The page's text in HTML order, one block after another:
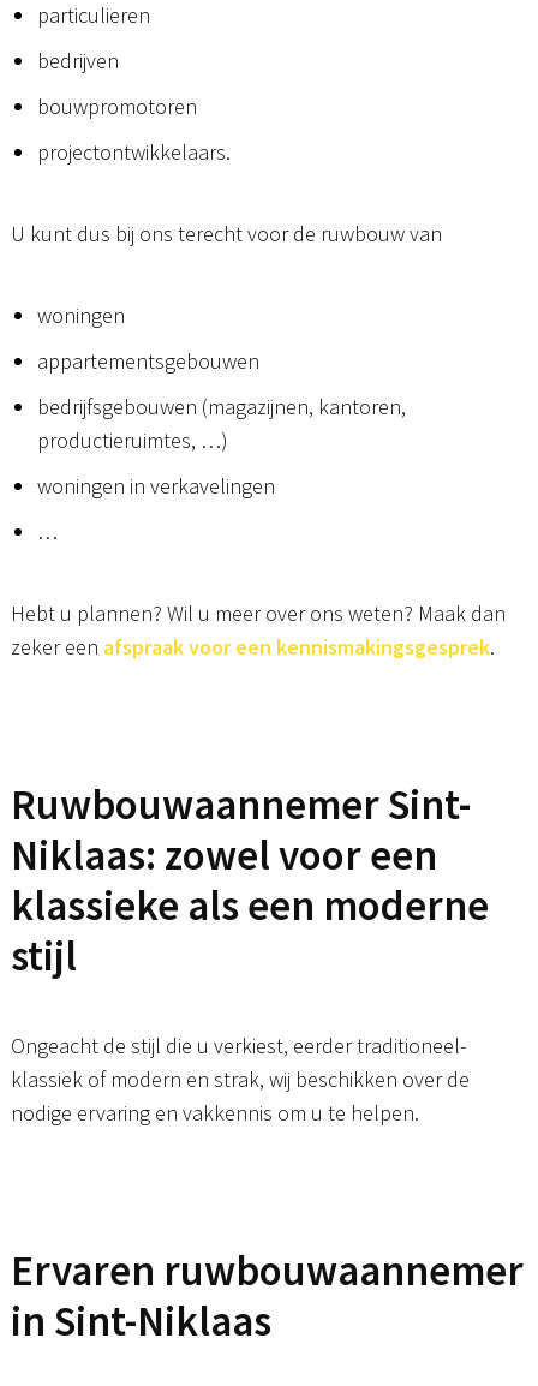
particulieren
bedrijven
bouwpromotoren
projectontwikkelaars.
U kunt dus bij ons terecht voor de ruwbouw van
woningen
appartementsgebouwen
bedrijfsgebouwen (magazijnen, kantoren,
productieruimtes, …)
woningen in verkavelingen
…
Hebt u plannen? Wil u meer over ons weten? Maak dan
zeker een afspraak voor een kennismakingsgesprek.
Ruwbouwaannemer Sint-
Niklaas: zowel voor een
klassieke als een moderne
stijl
Ongeacht de stijl die u verkiest, eerder traditioneel-
klassiek of modern en strak, wij beschikken over de
nodige ervaring en vakkennis om u te helpen.
Ervaren ruwbouwaannemer
in Sint-Niklaas